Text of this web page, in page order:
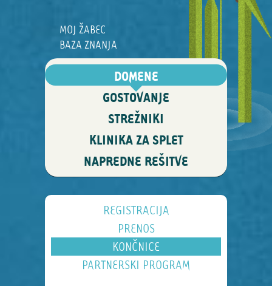
MOJ ŽABEC
BAZA ZNANJA
DOMENE
GOSTOVANJE
STREŽNIKI
KLINIKA ZA SPLET
NAPREDNE REŠITVE
REGISTRACIJA
PRENOS
KONČNICE
PARTNERSKI PROGRAM